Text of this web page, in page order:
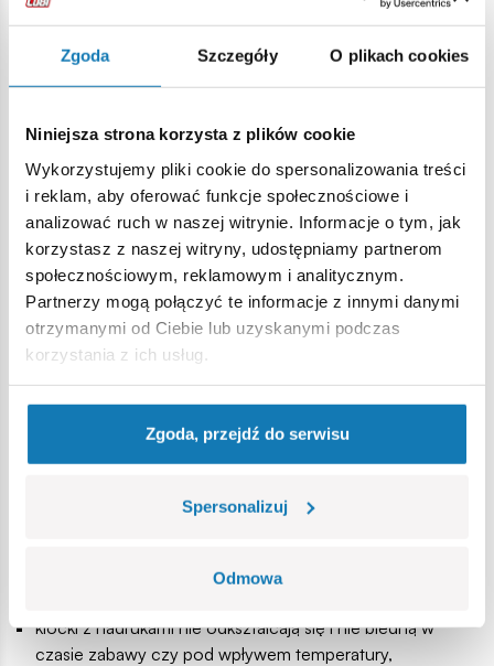
Zgoda Szczegóły O plikach cookies
Niniejsza strona korzysta z plików cookie
Wykorzystujemy pliki cookie do spersonalizowania treści
i reklam, aby oferować funkcje społecznościowe i
analizować ruch w naszej witrynie. Informacje o tym, jak
korzystasz z naszej witryny, udostępniamy partnerom
społecznościowym, reklamowym i analitycznym.
Partnerzy mogą połączyć te informacje z innymi danymi
otrzymanymi od Ciebie lub uzyskanymi podczas
korzystania z ich usług.
Zgoda, przejdź do serwisu
Spersonalizuj
Odmowa
Do zestawu dołączone są dwie figurki żołnierzy
amerykańskich. Pierwsza postać to dowódca czołgu
wyposażony w pistolet maszynowy M3 (Smarownica) i
czołgowy wyposażony w klucz. Obaj żołnierze mają na
głowach nowy rodzaj hełmofonu czołgowego!
Zestaw z pewnością zadowoli młodszych fanów klocków
oraz dorosłych kolekcjonerów. Budowniczowie dioram z
pewnością wykorzystają go do odtwarzania końcowego
okresu II wojny światowej. Po niewielkich modyfikacjach
zestaw sprawdzi się również w teatrze działań wojennych w
Korei i Wietnamie.
Klocki konstrukcyjne COBI to wysokiej jakości bezpieczny
Podkarpaciu.
590 wysokiej jakości elementów,
wyprodukowane w UE przez firmę z ponad 20-letnią
spełniają normy bezpieczeństwa dotyczące produktów
w pełni kompatybilne z innymi markami klocków
klocki z nadrukami nie odkształcają się i nie bledną w
czasie zabawy czy pod wpływem temperatury,